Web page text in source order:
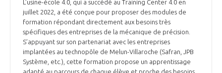
L’usine-école 4.0, qui a succédé au Training Center 4.0 en
juillet 2022, a été conçue pour proposer des modules de
formation répondant directement aux besoins très
spécifiques des entreprises de la mécanique de précision.
S’appuyant sur son partenariat avec les entreprises
implantées au technopôle de Melun-Villaroche (Safran, JPB
Système, etc.), cette formation propose un apprentissage